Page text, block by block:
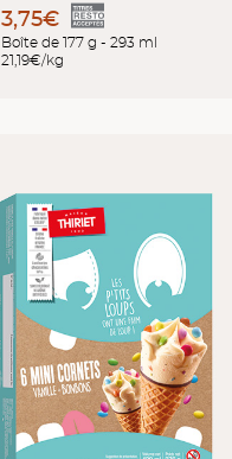
3,75€
Boîte de 177 g - 293 ml
21,19€/kg